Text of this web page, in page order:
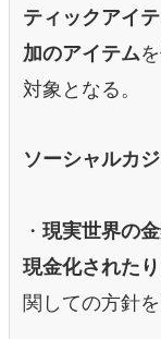
ティックアイ
加のアイテム
対象となる。
ソーシャルカ
・ 現実世界の
現金化された
関しての方針を